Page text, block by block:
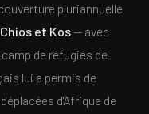
pluriannuelle
et Kos— avec
de réfugiés de
lui a permis de
d'Afrique de